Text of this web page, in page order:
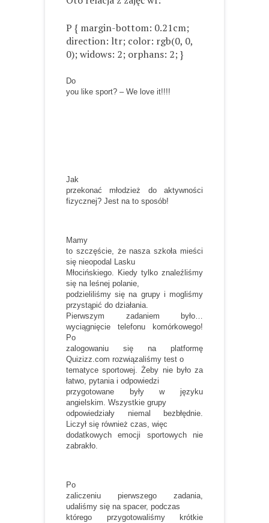
P { margin-bottom: 0.21cm;
direction: ltr; color: rgb(0, 0,
0); widows: 2; orphans: 2; }
Do
you like sport? – We love it!!!!
Jak
przekonać młodzież do aktywności
fizycznej? Jest na to sposób!
Mamy
to szczęście, że nasza szkoła mieści
się nieopodal Lasku
Młocińskiego. Kiedy tylko znaleźliśmy
się na leśnej polanie,
podzieliliśmy się na grupy i mogliśmy
przystąpić do działania.
Pierwszym zadaniem było…
wyciągnięcie telefonu komórkowego!
Po
zalogowaniu się na platformę
Quizizz.com rozwiązaliśmy test o
tematyce sportowej. Żeby nie było za
łatwo, pytania i odpowiedzi
przygotowane były w języku
angielskim. Wszystkie grupy
odpowiedziały niemal bezbłędnie.
Liczył się również czas, więc
dodatkowych emocji sportowych nie
zabrakło.
Po
zaliczeniu pierwszego zadania,
udaliśmy się na spacer, podczas
którego przygotowaliśmy krótkie